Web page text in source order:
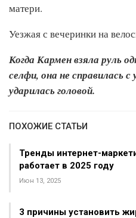
матери.
Уезжая с вечеринки на
Когда Кармен взяла руль
селфи, она не справилась с
ударилась головой.
ПОХОЖИЕ СТАТЬИ
Тренды интернет-
работает в 2025 году
Июн 13, 2025
3 причины установить